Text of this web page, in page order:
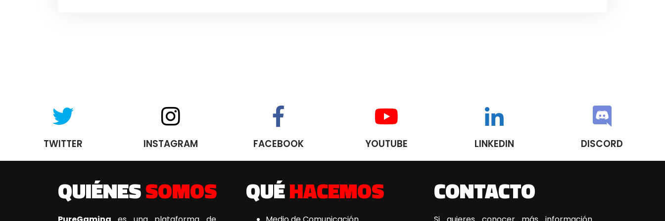
TWITTER INSTAGRAM FACEBOOK YOUTUBE LINKEDIN DISCORD
QUIÉNESSOMOS QUÉHACEMOS CONTACTO